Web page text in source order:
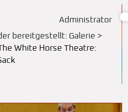
Administrator
bereitgestellt: Galerie >
White Horse Theatre: